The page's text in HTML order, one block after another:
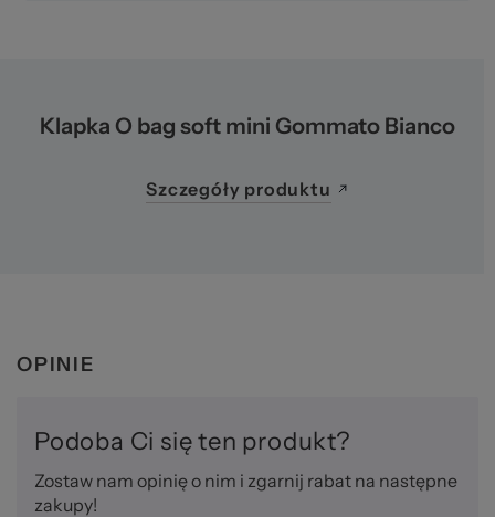
Klapka O bag soft mini Gommato Bianco
Szczegóły produktu
OPINIE
Podoba Ci się ten produkt?
Zostaw nam opinię o nim i zgarnij rabat na następne
zakupy!